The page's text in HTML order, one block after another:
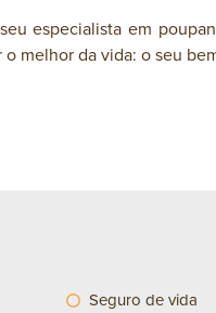
especialista em
melhor da vida: o seu
Seguro de vida